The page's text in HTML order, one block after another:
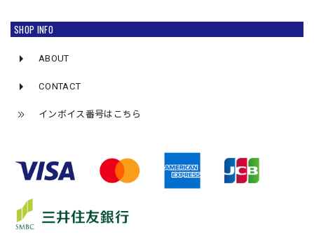
SHOP INFO
ABOUT
CONTACT
インボイス番号はこちら